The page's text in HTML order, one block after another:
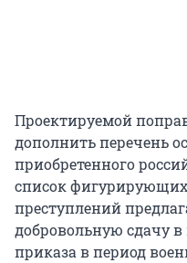
Проектируемой
дополнить перечень
приобретенного
список
преступлений
добровольную сдачу
приказа в период